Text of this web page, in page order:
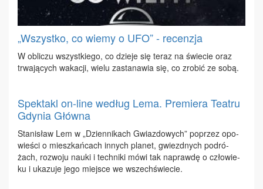
„Wszystko, co wiemy o UFO” - recenzja
W ob­li­czu wszyst­kie­go, co dzie­je się te­raz na świe­cie oraz
trwa­ją­cych wa­ka­cji, wie­lu za­sta­na­wia się, co zro­bić ze so­bą.
Spektakl on-line według Lema. Premiera Teatru
Gdynia Główna
Sta­ni­sław Lem w „Dzien­ni­kach Gwiaz­do­wych” po­przez opo­
wie­ści o miesz­kań­cach in­nych pla­net, gwiezd­nych po­dró­
żach, roz­wo­ju na­uki i tech­ni­ki mó­wi tak na­praw­dę o czło­wie­
ku i uka­zu­je je­go miej­sce we wszech­świe­cie.